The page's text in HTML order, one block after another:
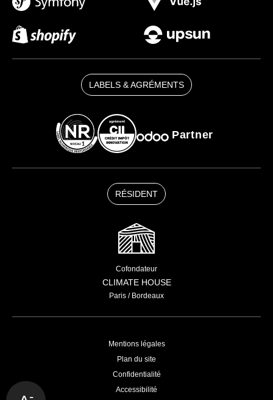
-
LABELS & AGRÉMENTS
Partner
RÉSIDENT
Cofondateur
CLIMATE HOUSE
Paris / Bordeaux
Mentions légales
Plan du site
Confidentialité
Accessibilité